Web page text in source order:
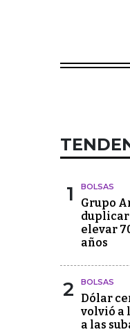
1 BOLSAS
Grupo
duplicar
elevar
años
2 BOLSAS
Dólar
volvió a
a las